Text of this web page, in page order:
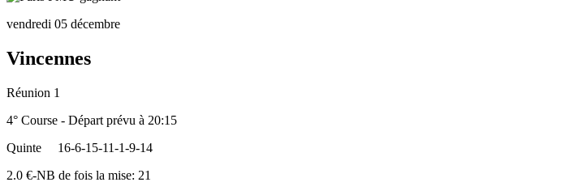
vendredi 05 décembre
Vincennes
Réunion 1
4° Course - Départ prévu à 20:15
Quinte
16-6-15-11-1-9-14
2.0 €-NB de fois la mise: 21